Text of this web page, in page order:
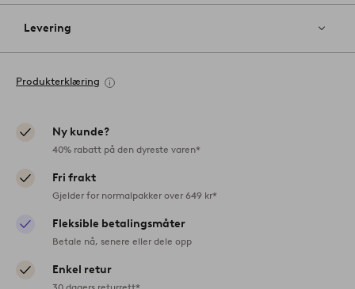
Levering
Produkterklæring
Ny kunde?
40% rabatt på den dyreste varen*
Fri frakt
Gjelder for normalpakker over 649 kr*
Fleksible betalingsmåter
Betale nå, senere eller dele opp
Enkel retur